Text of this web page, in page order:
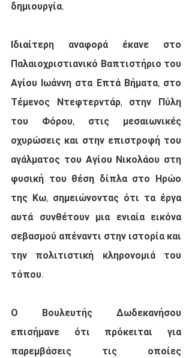
δημιουργία.
Ιδιαίτερη αναφορά έκανε στο
Παλαιοχριστιανικό Βαπτιστήριο του
Αγίου Ιωάννη στα Επτά Βήματα, στο
Τέμενος Ντεφτερντάρ, στην Πύλη
του Φόρου, στις μεσαιωνικές
οχυρώσεις και στην επιστροφή του
αγάλματος του Αγίου Νικολάου στη
φυσική του θέση δίπλα στο Ηρώο
της Κω, σημειώνοντας ότι τα έργα
αυτά συνθέτουν μια ενιαία εικόνα
σεβασμού απέναντι στην ιστορία και
την πολιτιστική κληρονομιά του
τόπου.
Ο Βουλευτής Δωδεκανήσου
επισήμανε ότι πρόκειται για
παρεμβάσεις τις οποίες